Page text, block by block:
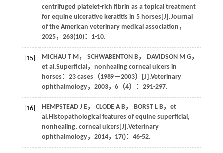
centrifuged platelet-rich fibrin as a topical treatment
for equine ulcerative keratitis in 5 horses[J].Journal
of the American veterinary medical association ，
2025， 263(10)：1-10.
[15] MICHAU T M， SCHWABENTON B， DAVIDSON M G，
et al.Superficial，nonhealing corneal ulcers in
horses：23 cases（1989－2003）[J].Veterinary
ophthalmology， 2003， 6（4）：291-297.
[16] HEMPSTEAD J E， CLODE A B， BORST L B， et
al.Histopathological features of equine superficial,
nonhealing, corneal ulcers[J].Veterinary
ophthalmology， 2014， 17()：46-52.